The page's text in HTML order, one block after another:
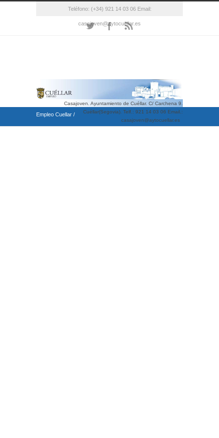
Teléfono: (+34) 921 14 03 06 Email:
casajoven@aytocuellar.es
Casajoven. Ayuntamiento de Cuéllar. C/ Carchena 9.
Cuéllar(Segovia). Telf.: 921 14 03 06 Email.:
casajoven@aytocuellar.es
Empleo Cuellar /